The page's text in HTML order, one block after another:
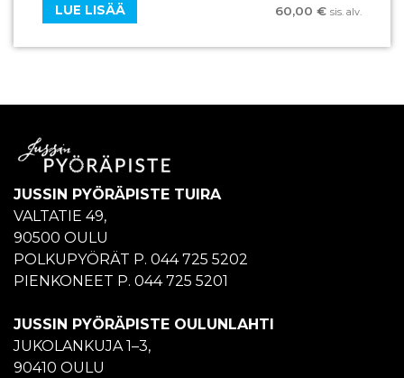
60,00 € sis. alv.
LUE LISÄÄ
JUSSIN PYÖRÄPISTE TUIRA
VALTATIE 49,
90500 OULU
POLKUPYÖRÄT P. 044 725 5202
PIENKONEET P. 044 725 5201
JUSSIN PYÖRÄPISTE OULUNLAHTI
JUKOLANKUJA 1–3,
90410 OULU